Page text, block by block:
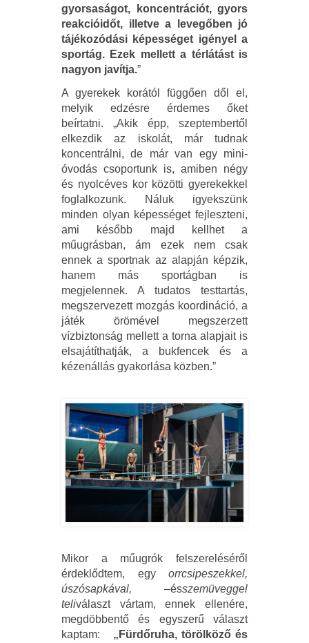
gyorsaságot, koncentrációt, gyors
reakcióidőt, illetve a levegőben jó
tájékozódási képességet igényel a
sportág. Ezek mellett a térlátást is
nagyon javítja.”
A gyerekek korától függően dől el,
melyik edzésre érdemes őket
beírtatni. „Akik épp, szeptembertől
elkezdik az iskolát, már tudnak
koncentrálni, de már van egy mini-
óvodás csoportunk is, amiben négy
és nyolcéves kor közötti gyerekekkel
foglalkozunk. Náluk igyekszünk
minden olyan képességet fejleszteni,
ami később majd kellhet a
műugrásban, ám ezek nem csak
ennek a sportnak az alapján képzik,
hanem más sportágban is
megjelennek. A tudatos testtartás,
megszervezett mozgás koordináció, a
játék örömével megszerzett
vízbiztonság mellett a torna alapjait is
elsajátíthatják, a bukfencek és a
kézenállás gyakorlása közben.”
Mikor a műugrók felszereléséről
érdeklődtem, egy orrcsipeszekkel,
úszósapkával, –ésszemüveggel
teliválaszt vártam, ennek ellenére,
megdöbbentő és egyszerű választ
kaptam: „Fürdőruha, törölköző és